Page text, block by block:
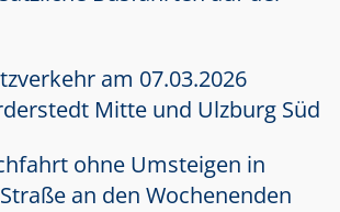
am 07.03.2026
Mitte und Ulzburg Süd
ohne Umsteigen in
an den Wochenenden